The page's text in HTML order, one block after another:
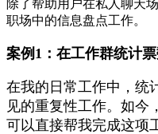
除了帮助用户在私人聊天
职场中的信息盘点工作。
案例1：在工作群统计
在我的日常工作中，统
见的重复性工作。如今
可以直接帮我完成这项